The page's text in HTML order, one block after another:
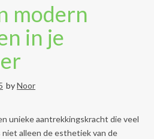
modern
in je
byNoor
unieke aantrekkingskracht die veel
alleen de esthetiek van de